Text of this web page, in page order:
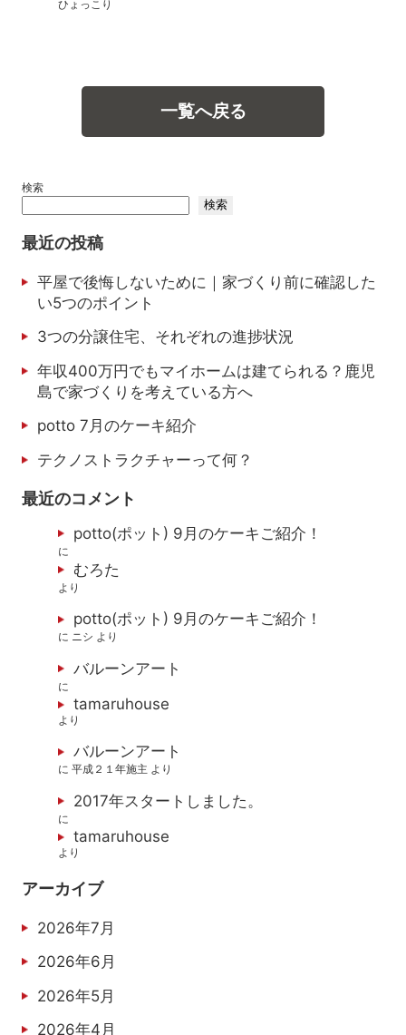
ひょっこり
一覧へ戻る
検索
検索
最近の投稿
平屋で後悔しないために｜家づくり前に確認した
い5つのポイント
3つの分譲住宅、それぞれの進捗状況
年収400万円でもマイホームは建てられる？鹿児
島で家づくりを考えている方へ
potto 7月のケーキ紹介
テクノストラクチャーって何？
最近のコメント
potto(ポット) 9月のケーキご紹介！
に
むろた
より
potto(ポット) 9月のケーキご紹介！
に ニシ より
バルーンアート
に
tamaruhouse
より
バルーンアート
に平成２１年施主 より
2017年スタートしました。
に
tamaruhouse
より
アーカイブ
2026年7月
2026年6月
2026年5月
2026年4月